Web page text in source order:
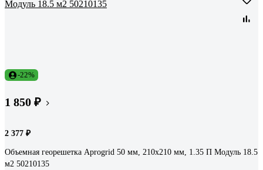
-22%
1 850 ₽
2 377 ₽
Объемная георешетка Aprogrid 50 мм, 210x210 мм, 1.35 П Модуль 18.5
м2 50210135